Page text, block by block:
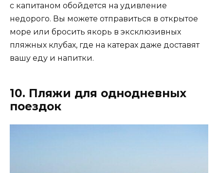
с капитаном обойдется на удивление
недорого. Вы можете отправиться в открытое
море или бросить якорь в эксклюзивных
пляжных клубах, где на катерах даже доставят
вашу еду и напитки.
10. Пляжи для однодневных
поездок